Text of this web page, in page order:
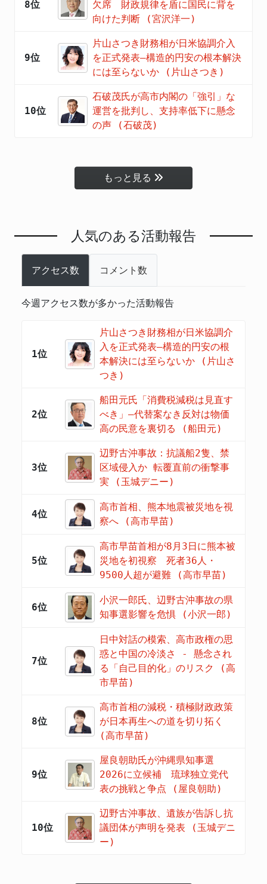
8位
欠席 財政規律を盾に国民に背を
向けた判断 (宮沢洋一)
9位
片山さつき財務相が日米協調介入
を正式発表―構造的円安の根本解決
には至らないか (片山さつき)
10位
石破茂氏が高市内閣の「強引」な
運営を批判し、支持率低下に懸念
の声 (石破茂)
もっと見る
人気のある活動報告
アクセス数 コメント数
今週アクセス数が多かった活動報告
1位
片山さつき財務相が日米協調介
入を正式発表―構造的円安の根
本解決には至らないか (片山さ
つき)
2位
船田元氏「消費税減税は見直す
べき」―代替案なき反対は物価
高の民意を裏切る (船田元)
3位
辺野古沖事故：抗議船2隻、禁
区域侵入か 転覆直前の衝撃事
実 (玉城デニー)
4位
高市首相、熊本地震被災地を視
察へ (高市早苗)
5位
高市早苗首相が8月3日に熊本被
災地を初視察 死者36人・
9500人超が避難 (高市早苗)
6位
小沢一郎氏、辺野古沖事故の県
知事選影響を危惧 (小沢一郎)
7位
日中対話の模索、高市政権の思
惑と中国の冷淡さ - 懸念され
る「自己目的化」のリスク (高
市早苗)
8位
高市首相の減税・積極財政政策
が日本再生への道を切り拓く
(高市早苗)
9位
屋良朝助氏が沖縄県知事選
2026に立候補 琉球独立党代
表の挑戦と争点 (屋良朝助)
10位
辺野古沖事故、遺族が告訴し抗
議団体が声明を発表 (玉城デニ
ー)